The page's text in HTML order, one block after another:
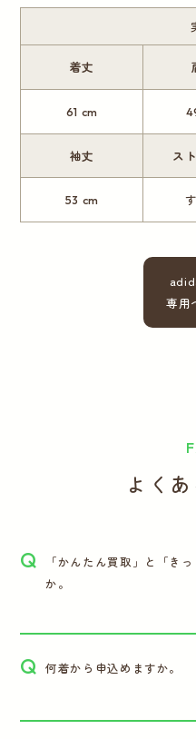
着丈
61 cm
袖丈
53 cm
ス
専用
よく
Q
「かんたん買取」と「き
か。
Q 何着から申込めますか。